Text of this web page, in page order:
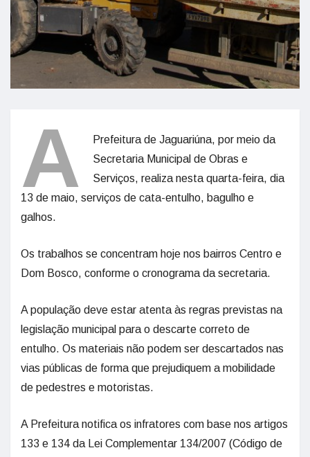
A
Prefeitura de Jaguariúna, por meio da
Secretaria Municipal de Obras e
Serviços, realiza nesta quarta-feira, dia
13 de maio, serviços de cata-entulho, bagulho e
galhos.
Os trabalhos se concentram hoje nos bairros Centro e
Dom Bosco, conforme o cronograma da secretaria.
A população deve estar atenta às regras previstas na
legislação municipal para o descarte correto de
entulho. Os materiais não podem ser descartados nas
vias públicas de forma que prejudiquem a mobilidade
de pedestres e motoristas.
A Prefeitura notifica os infratores com base nos artigos
133 e 134 da Lei Complementar 134/2007 (Código de